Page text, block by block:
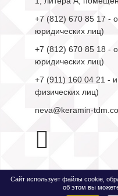
+7 (812) 670 85 17 -
юридических лиц)
+7 (812) 670 85 18 -
юридических лиц)
+7 (911) 160 04 21 -
физических лиц)
neva@keramin-
Сайт использует файлы cookie,
об этом вы